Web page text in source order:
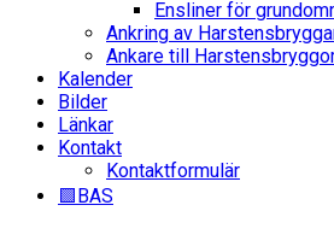
Ensliner för
Ankring av
Ankare till
Kalender
Bilder
Länkar
Kontakt
Kontaktformulär
🟩BAS